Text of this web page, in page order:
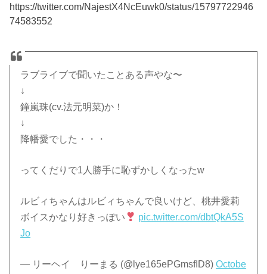
https://twitter.com/NajestX4NcEuwk0/status/15797722946
74583552
ラブライブで聞いたことある声やな〜
↓
鐘嵐珠(cv.法元明菜)か！
↓
降幡愛でした・・・
ってくだりで1人勝手に恥ずかしくなったw
ルビィちゃんはルビィちゃんで良いけど、桃井愛莉
ボイスかなり好きっぽい
pic.twitter.com/dbtQkA5S
Jo
— リーヘイ りーまる (@lye165ePGmsfID8)Octobe